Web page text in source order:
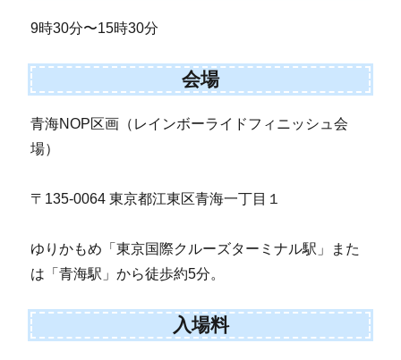
9時30分〜15時30分
会場
青海NOP区画（レインボーライドフィニッシュ会
場）
〒135-0064 東京都江東区青海一丁目１
ゆりかもめ「東京国際クルーズターミナル駅」また
は「青海駅」から徒歩約5分。
入場料